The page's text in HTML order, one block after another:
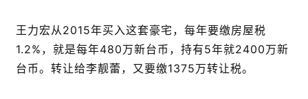
王力宏从2015年买入这套豪宅，每年要缴房屋税
1.2%，就是每年480万新台币，持有5年就2400万新
台币。转让给李靓蕾，又要缴1375万转让税。